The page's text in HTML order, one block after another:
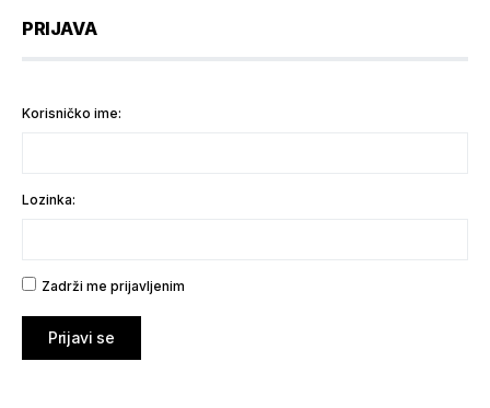
PRIJAVA
Korisničko ime:
Lozinka:
Zadrži me prijavljenim
Prijavi se